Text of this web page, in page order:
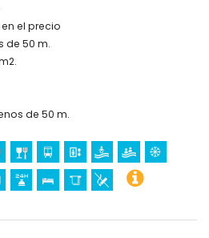
el precio
de 50 m.
de 50 m.